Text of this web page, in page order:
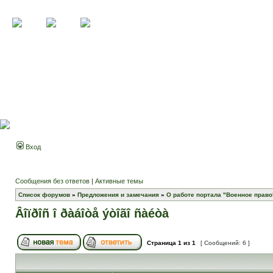
Вход
Сообщения без ответов | Активные темы
Список форумов » Предложения и замечания » О работе портала "Военное
Âîïðîñ î ðàáîòå ýòîãî ñàéòà
Страница 1 из 1 [ Сообщений: 6 ]